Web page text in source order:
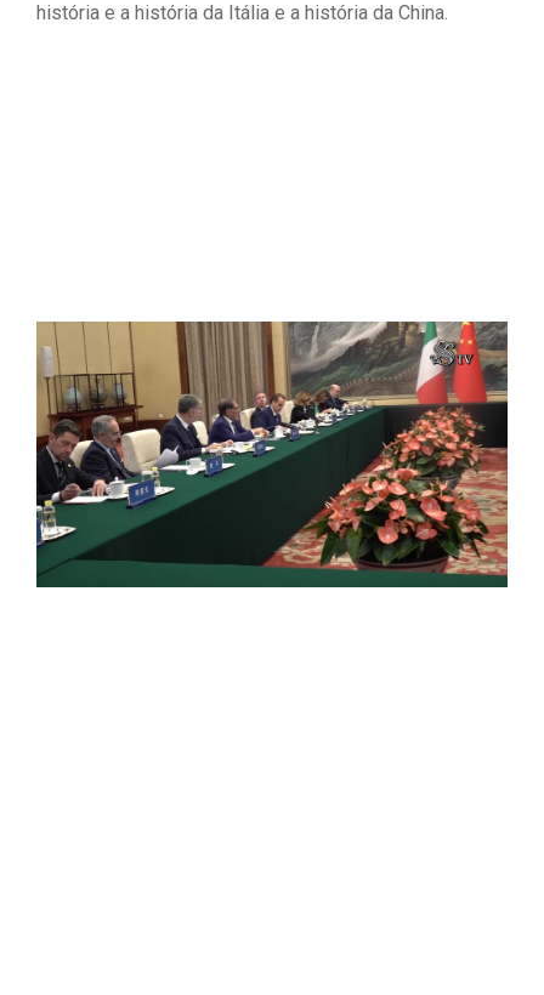
história e a história da Itália e a história da China.